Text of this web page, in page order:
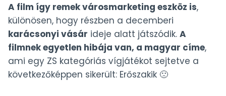
A film így remek városmarketing eszköz is,
különösen, hogy részben a decemberi
karácsonyi vásár ideje alatt játszódik. A
filmnek egyetlen hibája van, a magyar címe,
ami egy ZS kategóriás vígjátékot sejtetve a
következőképpen sikerült: Erőszakik 🙁